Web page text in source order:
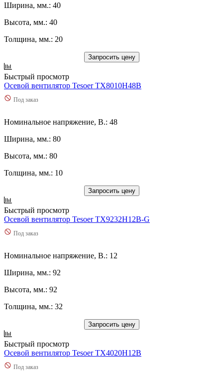
Ширина, мм.: 40
Высота, мм.: 40
Толщина, мм.: 20
Запросить цену
Быстрый просмотр
Осевой вентилятор Tesoer TX8010H48B
Под заказ
Номинальное напряжение, В.: 48
Ширина, мм.: 80
Высота, мм.: 80
Толщина, мм.: 10
Запросить цену
Быстрый просмотр
Осевой вентилятор Tesoer TX9232H12B-G
Под заказ
Номинальное напряжение, В.: 12
Ширина, мм.: 92
Высота, мм.: 92
Толщина, мм.: 32
Запросить цену
Быстрый просмотр
Осевой вентилятор Tesoer TX4020H12B
Под заказ